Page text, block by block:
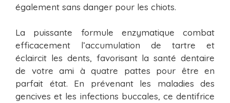
également sans danger pour les chiots.
La puissante formule enzymatique combat
efficacement l’accumulation de tartre et
éclaircit les dents, favorisant la santé dentaire
de votre ami à quatre pattes pour être en
parfait état. En prévenant les maladies des
gencives et les infections buccales, ce dentifrice